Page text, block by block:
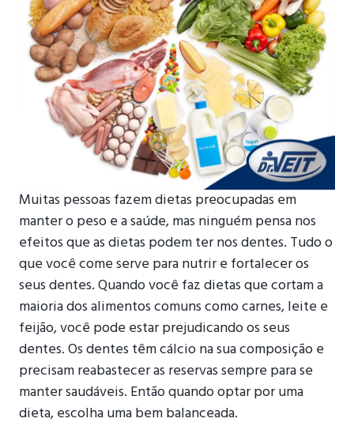
Muitas pessoas fazem dietas preocupadas em
manter o peso e a saúde, mas ninguém pensa nos
efeitos que as dietas podem ter nos dentes. Tudo o
que você come serve para nutrir e fortalecer os
seus dentes. Quando você faz dietas que cortam a
maioria dos alimentos comuns como carnes, leite e
feijão, você pode estar prejudicando os seus
dentes. Os dentes têm cálcio na sua composição e
precisam reabastecer as reservas sempre para se
manter saudáveis. Então quando optar por uma
dieta, escolha uma bem balanceada.